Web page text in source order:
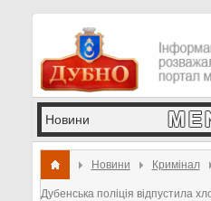
Новини Кримінал
Дубенська поліція відпустила